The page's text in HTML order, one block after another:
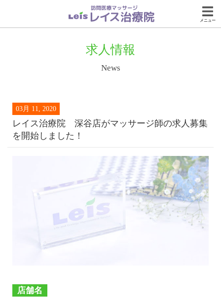
メニュー
求人情報
News
03月 11, 2020
レイス治療院 深谷店がマッサージ師の求人募集
を開始しました！
店舗名